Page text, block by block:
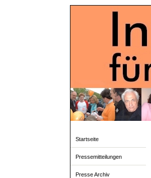
Startseite
Pressemitteilungen
Presse Archiv